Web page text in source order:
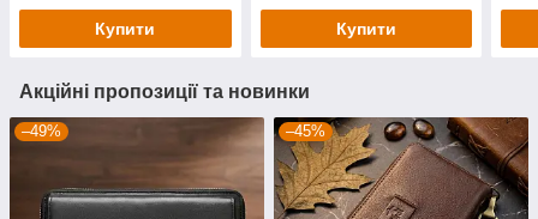
Купити Купити
Акційні пропозиції та новинки
–49% –45%